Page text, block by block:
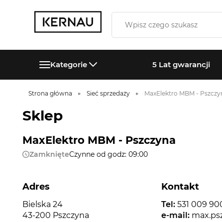
Kategorie 5 Lat gwarancji
Strona główna Sieć sprzedaży MaxElektro MBM -
Sklep
MaxElektro MBM - Pszczyna
ZamknięteCzynne od godz: 09:00
Adres
Bielska 24
43-200 Pszczyna
Kontakt
Tel: 531 009
e-mail: